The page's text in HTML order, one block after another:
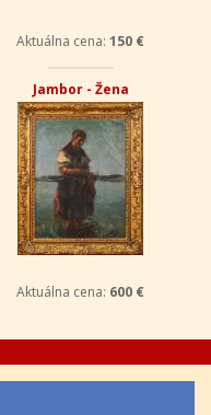
Aktuálna cena: 150 €
Jambor - Žena
Aktuálna cena: 600 €